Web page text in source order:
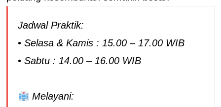
Jadwal Praktik:
• Selasa & Kamis : 15.00 – 17.00 WIB
• Sabtu : 14.00 – 16.00 WIB
Melayani: